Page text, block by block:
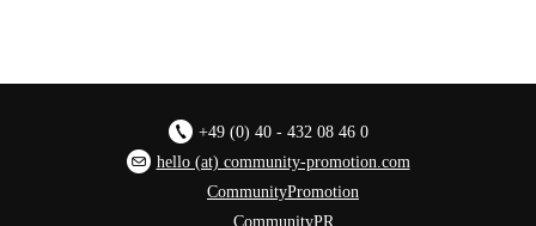
+49 (0) 40 - 432 08 46 0
hello (at) community-promotion.com
CommunityPromotion
CommunityPR